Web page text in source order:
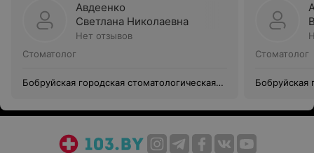
Авдеенко
Светлана Николаевна
Нет отзывов
Стоматолог
Бобруйская городская стоматологическая
Стоматолог
Бобруйская